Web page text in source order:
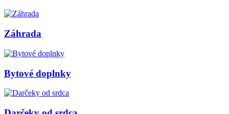
Záhrada
Bytové doplnky